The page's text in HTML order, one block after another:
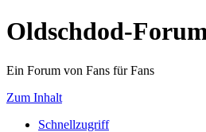
Oldschdod-
Ein Forum von Fans für Fans
Zum Inhalt
Schnellzugriff